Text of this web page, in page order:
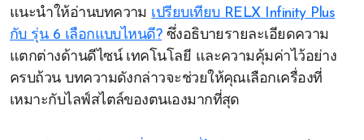
แนะนำให้อ่านบทความ เปรียบเทียบ RELX Infinity Plus
กับ รุ่น 6 เลือกแบบไหนดี?ซึ่งอธิบายรายละเอียดความ
แตกต่างด้านดีไซน์ เทคโนโลยี และความคุ้มค่าไว้อย่าง
ครบถ้วน บทความดังกล่าวจะช่วยให้คุณเลือกเครื่องที่
เหมาะกับไลฟ์สไตล์ของตนเองมากที่สุด